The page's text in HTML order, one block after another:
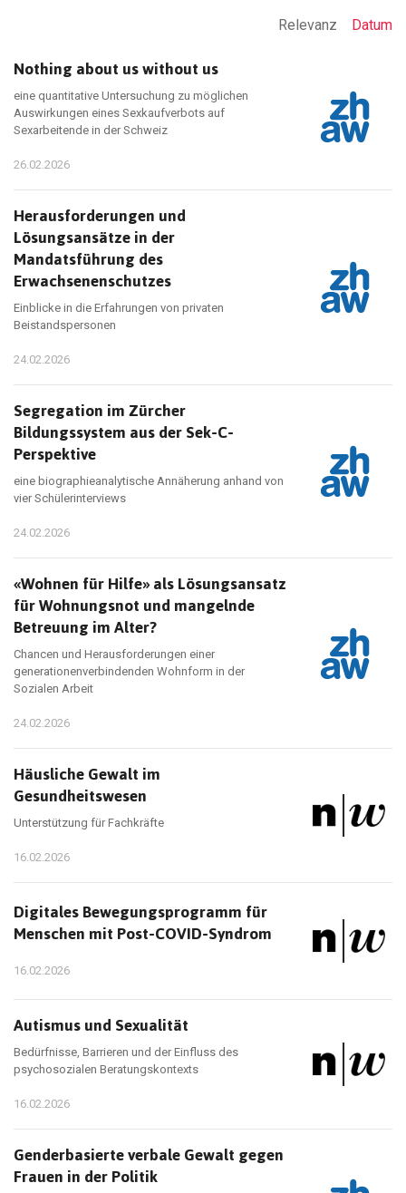
Relevanz Datum
Nothing about us without us
eine quantitative Untersuchung zu möglichen
Auswirkungen eines Sexkaufverbots auf
Sexarbeitende in der Schweiz
26.02.2026
Herausforderungen und
Lösungsansätze in der
Mandatsführung des
Erwachsenenschutzes
Einblicke in die Erfahrungen von privaten
Beistandspersonen
24.02.2026
Segregation im Zürcher
Bildungssystem aus der Sek-C-
Perspektive
eine biographieanalytische Annäherung anhand von
vier Schülerinterviews
24.02.2026
«Wohnen für Hilfe» als Lösungsansatz
für Wohnungsnot und mangelnde
Betreuung im Alter?
Chancen und Herausforderungen einer
generationenverbindenden Wohnform in der
Sozialen Arbeit
24.02.2026
Häusliche Gewalt im
Gesundheitswesen
Unterstützung für Fachkräfte
16.02.2026
Digitales Bewegungsprogramm für
Menschen mit Post-COVID-Syndrom
16.02.2026
Autismus und Sexualität
Bedürfnisse, Barrieren und der Einfluss des
psychosozialen Beratungskontexts
16.02.2026
Genderbasierte verbale Gewalt gegen
Frauen in der Politik